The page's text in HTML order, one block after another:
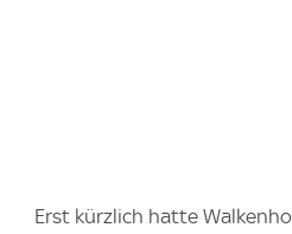
Erst kürzlich hatte